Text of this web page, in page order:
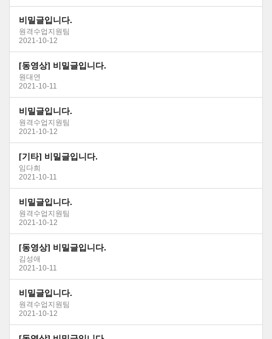
비밀글입니다.
원격수업지원팀
2021-10-12
[동영상] 비밀글입니다.
원대연
2021-10-11
비밀글입니다.
원격수업지원팀
2021-10-12
[기타] 비밀글입니다.
임다희
2021-10-11
비밀글입니다.
원격수업지원팀
2021-10-12
[동영상] 비밀글입니다.
김성애
2021-10-11
비밀글입니다.
원격수업지원팀
2021-10-12